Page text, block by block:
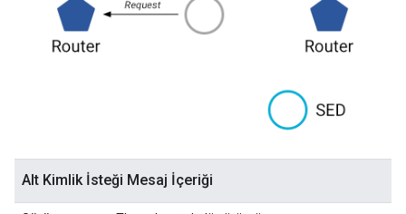
Alt Kimlik İsteği Mesaj İçeriği